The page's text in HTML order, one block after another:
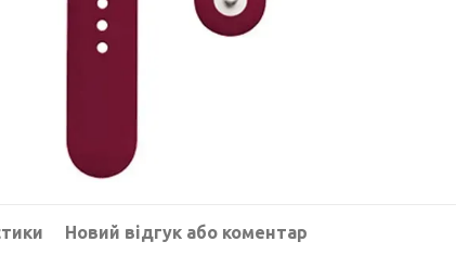
Новий відгук або коментар